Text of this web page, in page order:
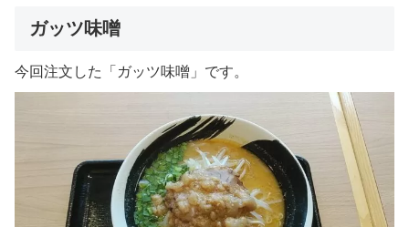
ガッツ味噌
今回注文した「ガッツ味噌」です。